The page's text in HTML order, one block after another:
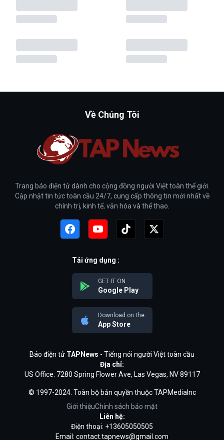
Về Chúng Tôi
Trang báo điện tử dành cho cộng đồng người Việt toàn thế giới.
Cập nhật tin tức toàn cầu 24/7, cung cấp thông tin mới nhất về
chính trị, kinh tế, văn hóa và thể thao.
Tải ứng dụng :
GET IT ON
Google Play
Download on the
App Store
Báo điện tử TAPNews - Tiếng nói người Việt toàn cầu
Địa chỉ:
US Office: 7280 Spring Flower Ave, Las Vegas, NV 89117
© 1997-2024. Toàn bộ bản quyền thuộc TAPMediaInc
Giới thiệuChính sách bảo mật
Liên hệ:
Điện thoại: +13605050505
Email: contact.tapnews@gmail.com